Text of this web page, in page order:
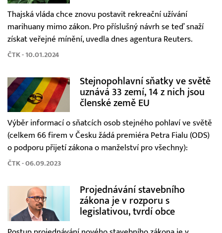
Thajská vláda chce znovu postavit rekreační užívání
marihuany mimo zákon. Pro příslušný návrh se teď snaží
získat veřejné mínění, uvedla dnes agentura Reuters.
ČTK - 10.01.2024
Stejnopohlavní sňatky ve světě
uznává 33 zemí, 14 z nich jsou
členské země EU
Výběr informací o sňatcích osob stejného pohlaví ve světě
(celkem 66 firem v Česku žádá premiéra Petra Fialu (ODS)
o podporu přijetí zákona o manželství pro všechny):
ČTK - 06.09.2023
Projednávání stavebního
zákona je v rozporu s
legislativou, tvrdí obce